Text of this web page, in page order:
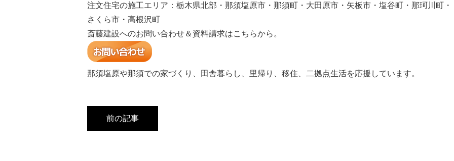
注文住宅の施工エリア：栃木県北部・那須塩原市・那須町・大田原市・矢板市・塩谷町・那珂川町・
さくら市・高根沢町
斎藤建設へのお問い合わせ＆資料請求はこちらから。
那須塩原や那須での家づくり、田舎暮らし、里帰り、移住、二拠点生活を応援しています。
前の記事